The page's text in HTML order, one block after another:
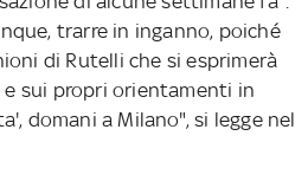
trarre in inganno, poiché
di Rutelli che si esprimerà
e sui propri orientamenti in
domani a Milano", si legge nel